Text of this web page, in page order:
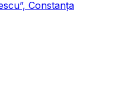
Constanța